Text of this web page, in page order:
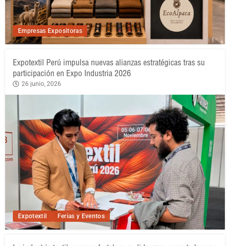
Empresas Expositoras
Expotextil Ferias y Eventos
Expotextil Perú impulsa nuevas alianzas estratégicas tras su
participación en Expo Industria 2026
26 junio, 2026